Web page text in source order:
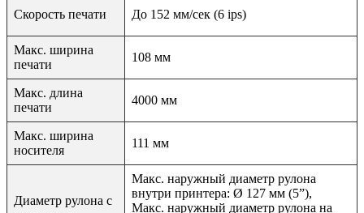
Скорость печати До 152 мм/сек (6 ips)
Макс. ширина
печати
108 мм
Макс. длина
печати
4000 мм
Макс. ширина
носителя
111 мм
Диаметр рулона с
Макс. наружный диаметр рулона
внутри принтера: Ø 127 мм (5”),
Макс. наружный диаметр рулона на